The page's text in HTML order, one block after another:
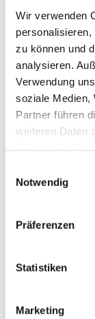
Wir verwenden
zu können und
analysieren.
Verwendung
soziale Medien,
Partner führen
weiteren Daten
Notwendig
Präferenzen
Statistiken
Marketing